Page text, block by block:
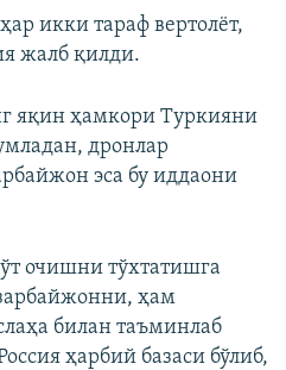
икки тараф вертолёт,
жалб қилди.
яқин ҳамкори Туркияни
дронлар
эса бу иддаони
очишни тўхтатишга
ҳам
билан таъминлаб
ҳарбий базаси бўлиб,